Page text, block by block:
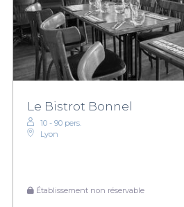
Le Bistrot Bonnel
10 - 90 pers.
Lyon
Établissement non réservable